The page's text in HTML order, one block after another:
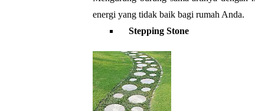
energi yang tidak baik bagi rumah Anda.
Stepping Stone